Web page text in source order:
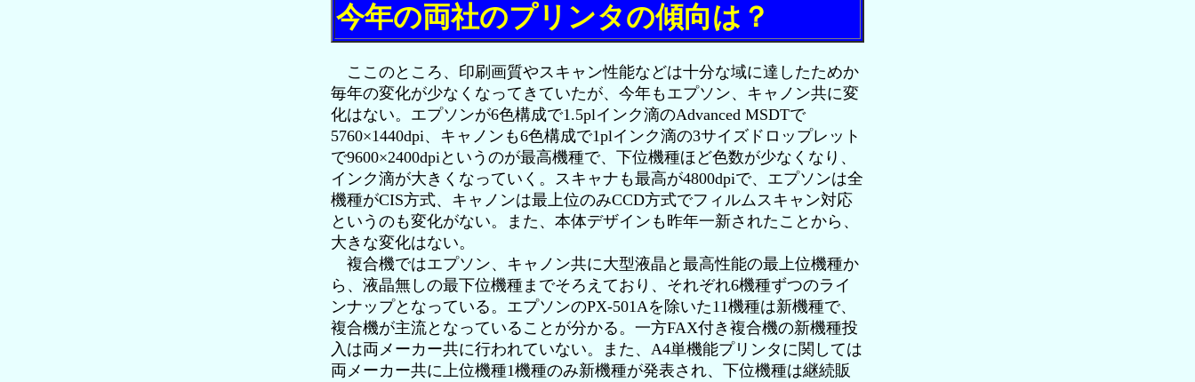
今年の両社のプリンタの傾向は？
ここのところ、印刷画質やスキャン性能などは十分な域に達したためか
毎年の変化が少なくなってきていたが、今年もエプソン、キャノン共に変
化はない。エプソンが6色構成で1.5plインク滴のAdvanced MSDTで
5760×1440dpi、キャノンも6色構成で1plインク滴の3サイズドロップレット
で9600×2400dpiというのが最高機種で、下位機種ほど色数が少なくなり、
インク滴が大きくなっていく。スキャナも最高が4800dpiで、エプソンは全
機種がCIS方式、キャノンは最上位のみCCD方式でフィルムスキャン対応
というのも変化がない。また、本体デザインも昨年一新されたことから、
大きな変化はない。
複合機ではエプソン、キャノン共に大型液晶と最高性能の最上位機種か
ら、液晶無しの最下位機種までそろえており、それぞれ6機種ずつのライ
ンナップとなっている。エプソンのPX-501Aを除いた11機種は新機種で、
複合機が主流となっていることが分かる。一方FAX付き複合機の新機種投
入は両メーカー共に行われていない。また、A4単機能プリンタに関しては
両メーカー共に上位機種1機種のみ新機種が発表され、下位機種は継続販